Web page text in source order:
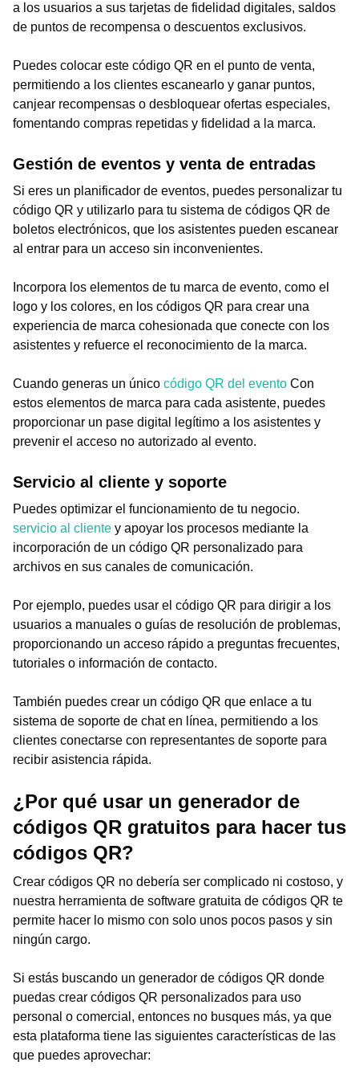
a los usuarios a sus tarjetas de fidelidad digitales, saldos
de puntos de recompensa o descuentos exclusivos.
Puedes colocar este código QR en el punto de venta,
permitiendo a los clientes escanearlo y ganar puntos,
canjear recompensas o desbloquear ofertas especiales,
fomentando compras repetidas y fidelidad a la marca.
Gestión de eventos y venta de entradas
Si eres un planificador de eventos, puedes personalizar tu
código QR y utilizarlo para tu sistema de códigos QR de
boletos electrónicos, que los asistentes pueden escanear
al entrar para un acceso sin inconvenientes.
Incorpora los elementos de tu marca de evento, como el
logo y los colores, en los códigos QR para crear una
experiencia de marca cohesionada que conecte con los
asistentes y refuerce el reconocimiento de la marca.
Cuando generas un único código QR del evento Con
estos elementos de marca para cada asistente, puedes
proporcionar un pase digital legítimo a los asistentes y
prevenir el acceso no autorizado al evento.
Servicio al cliente y soporte
Puedes optimizar el funcionamiento de tu negocio.
servicio al cliente y apoyar los procesos mediante la
incorporación de un código QR personalizado para
archivos en sus canales de comunicación.
Por ejemplo, puedes usar el código QR para dirigir a los
usuarios a manuales o guías de resolución de problemas,
proporcionando un acceso rápido a preguntas frecuentes,
tutoriales o información de contacto.
También puedes crear un código QR que enlace a tu
sistema de soporte de chat en línea, permitiendo a los
clientes conectarse con representantes de soporte para
recibir asistencia rápida.
¿Por qué usar un generador de
códigos QR gratuitos para hacer tus
códigos QR?
Crear códigos QR no debería ser complicado ni costoso, y
nuestra herramienta de software gratuita de códigos QR te
permite hacer lo mismo con solo unos pocos pasos y sin
ningún cargo.
Si estás buscando un generador de códigos QR donde
puedas crear códigos QR personalizados para uso
personal o comercial, entonces no busques más, ya que
esta plataforma tiene las siguientes características de las
que puedes aprovechar: